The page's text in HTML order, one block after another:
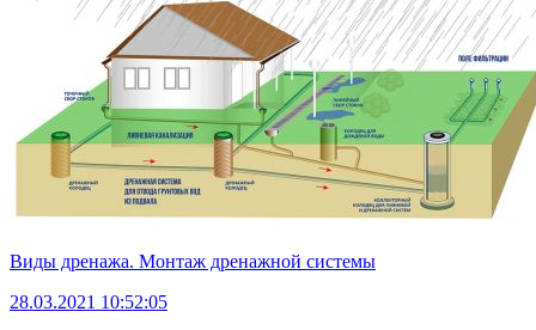
Виды дренажа. Монтаж дренажной системы
28.03.2021 10:52:05